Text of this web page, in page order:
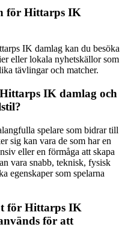
för Hittarps IK
IK damlag kan du besöka
eller lokala nyhetskällor som
tävlingar och matcher.
IK damlag och
spelare som bidrar till
sig kan vara de som har en
eller en förmåga att skapa
vara snabb, teknisk, fysisk
egenskaper som spelarna
för Hittarps IK
för att